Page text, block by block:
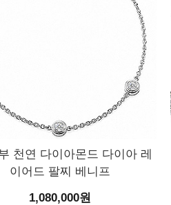
천연 다이아몬드 다이아 레
이어드 팔찌 베니프
1,080,000원